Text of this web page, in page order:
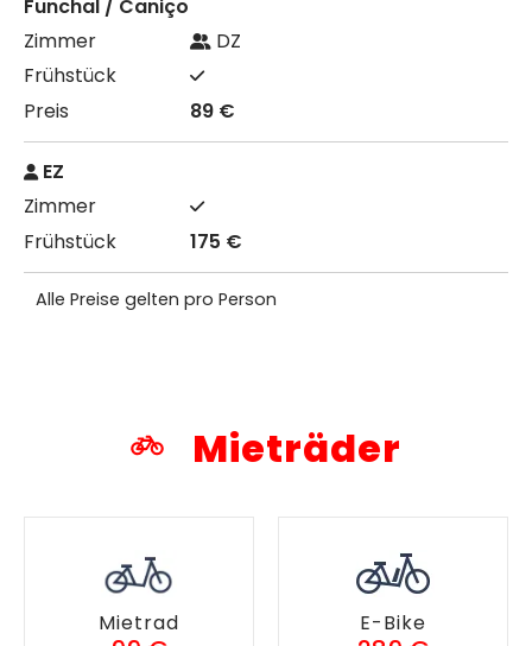
Funchal / Caniço
DZ
89 €
EZ
175 €
Alle Preise gelten pro Person
Mieträder
Mietrad E-Bike